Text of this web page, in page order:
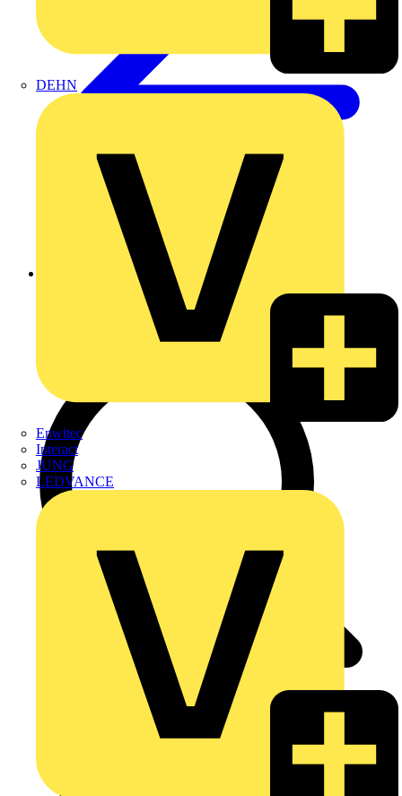
DEHN
Enwitec
Interact
JUNG
LEDVANCE
Zurück zu Sicherheit & Zutrittskontrolle